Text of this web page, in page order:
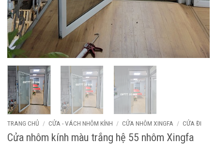
TRANG CHỦ / CỬA - VÁCH NHÔM KÍNH / CỬA NHÔM XINGFA / CỬA ĐI
Cửa nhôm kính màu trắng hệ 55 nhôm Xingfa